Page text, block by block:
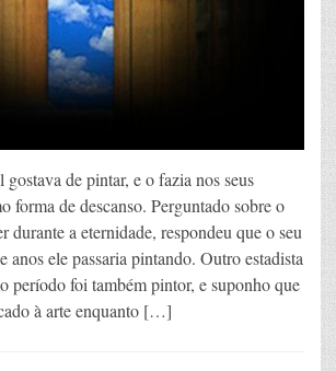
de pintar, e o fazia nos seus
forma de descanso. Perguntado sobre o
durante a eternidade, respondeu que o seu
anos ele passaria pintando. Outro estadista
período foi também pintor, e suponho que
à arte enquanto […]